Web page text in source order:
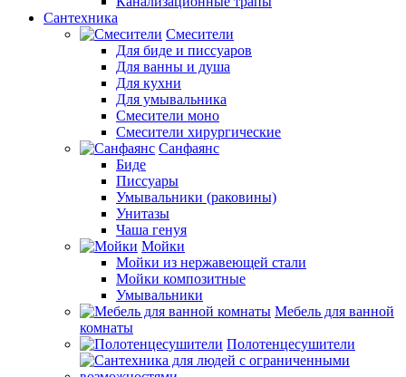
Сантехника
Смесители
Для биде и писсуаров
Для ванны и душа
Для кухни
Для умывальника
Смесители моно
Смесители хирургические
Санфаянс
Биде
Писсуары
Умывальники (раковины)
Унитазы
Чаша генуя
Мойки
Мойки из нержавеющей стали
Мойки композитные
Умывальники
Мебель для ванной
комнаты
Полотенцесушители